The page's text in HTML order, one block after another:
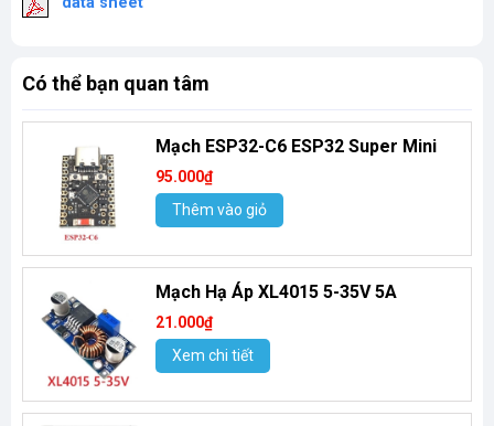
Có thể bạn quan tâm
Mạch ESP32-C6 ESP32 Super Mini
95.000₫
Thêm vào giỏ
Mạch Hạ Áp XL4015 5-35V 5A
21.000₫
Xem chi tiết